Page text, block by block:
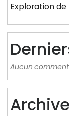
Exploration
Aucun
Archive